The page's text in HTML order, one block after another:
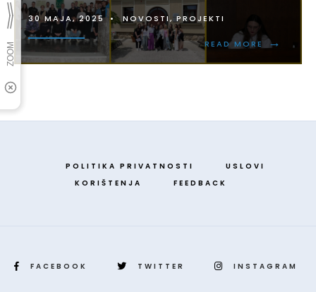
30 MAJA, 2025 • NOVOSTI,PROJEKTI
READ MORE →
POLITIKA PRIVATNOSTI
USLOVI
KORIŠTENJA
FEEDBACK
FACEBOOK TWITTER INSTAGRAM